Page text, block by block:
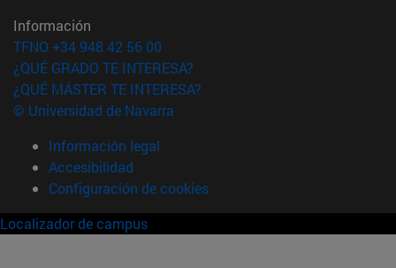
Información
TFNO +34 948 42 56 00
¿QUÉ GRADO TE INTERESA?
¿QUÉ MÁSTER TE INTERESA?
© Universidad de Navarra
Información legal
Accesibilidad
Configuración de cookies
Localizador de campus